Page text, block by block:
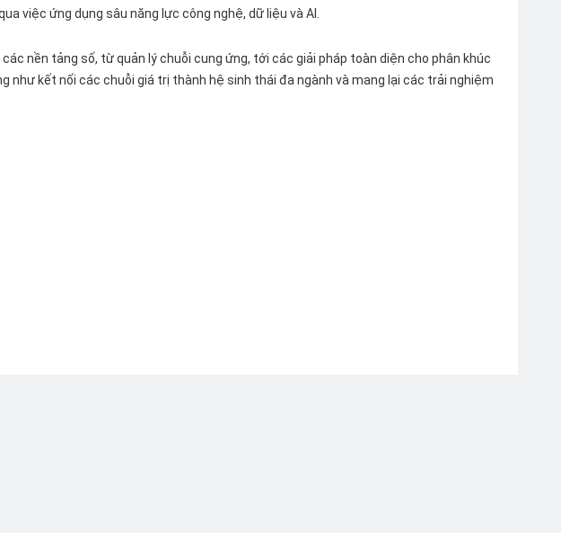
việc ứng dụng sâu năng lực công nghệ, dữ liệu và AI.
nền tảng số, từ quản lý chuỗi cung ứng, tới các giải pháp toàn diện cho phân khúc
kết nối các chuỗi giá trị thành hệ sinh thái đa ngành và mang lại các trải nghiệm